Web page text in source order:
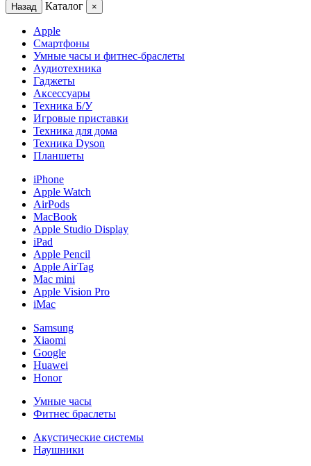
Назад Каталог ×
Apple
Смартфоны
Умные часы и фитнес-браслеты
Аудиотехника
Гаджеты
Аксессуары
Техника Б/У
Игровые приставки
Техника для дома
Техника Dyson
Планшеты
iPhone
Apple Watch
AirPods
MacBook
Apple Studio Display
iPad
Apple Pencil
Apple AirTag
Mac mini
Apple Vision Pro
iMac
Samsung
Xiaomi
Google
Huawei
Honor
Умные часы
Фитнес браслеты
Акустические системы
Наушники